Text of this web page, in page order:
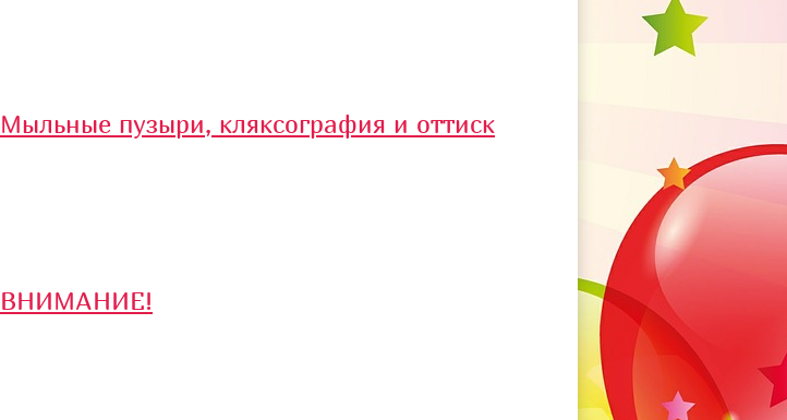
Мыльные пузыри, кляксография и оттиск
ВНИМАНИЕ!